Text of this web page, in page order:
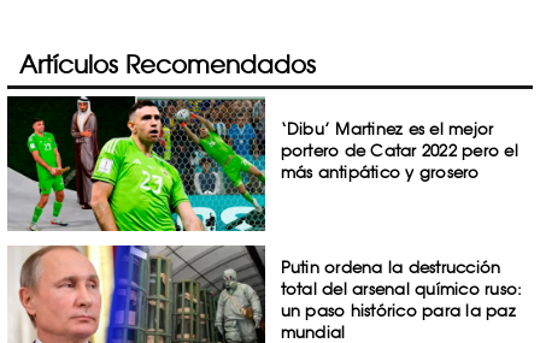
Artículos Recomendados
‘Dibu’ Martinez es el mejor
portero de Catar 2022 pero el
más antipático y grosero
Putin ordena la destrucción
total del arsenal químico ruso:
un paso histórico para la paz
mundial